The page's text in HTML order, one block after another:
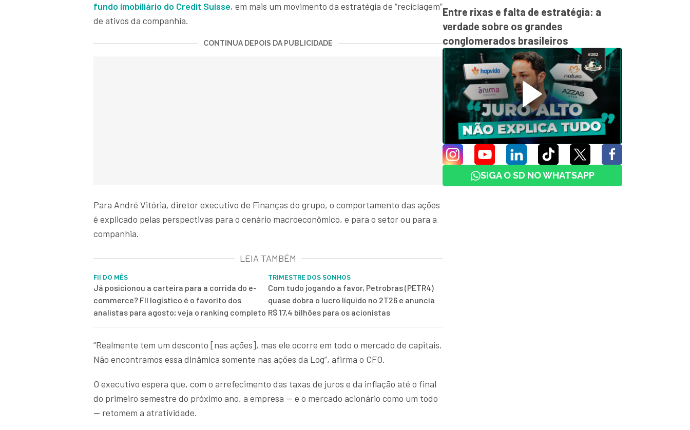
fundo imobiliário do Credit Suisse, em mais um movimento da estratégia de “reciclagem”
de ativos da companhia.
CONTINUA DEPOIS DA PUBLICIDADE
Para André Vitória, diretor executivo de Finanças do grupo, o comportamento das ações
é explicado pelas perspectivas para o cenário macroeconômico, e para o setor ou para a
companhia.
LEIA TAMBÉM
FII DO MÊS
Já posicionou a carteira para a corrida do e-
commerce? FII logístico é o favorito dos
analistas para agosto; veja o ranking completo
TRIMESTRE DOS SONHOS
Com tudo jogando a favor, Petrobras (PETR4)
quase dobra o lucro líquido no 2T26 e anuncia
R$ 17,4 bilhões para os acionistas
“Realmente tem um desconto [nas ações], mas ele ocorre em todo o mercado de capitais.
Não encontramos essa dinâmica somente nas ações da Log”, afirma o CFO.
O executivo espera que, com o arrefecimento das taxas de juros e da inflação até o final
do primeiro semestre do próximo ano, a empresa — e o mercado acionário como um todo
— retomem a atratividade.
Entre rixas e falta de estratégia: a
verdade sobre os grandes
conglomerados brasileiros
SIGA O SD NO WHATSAPP